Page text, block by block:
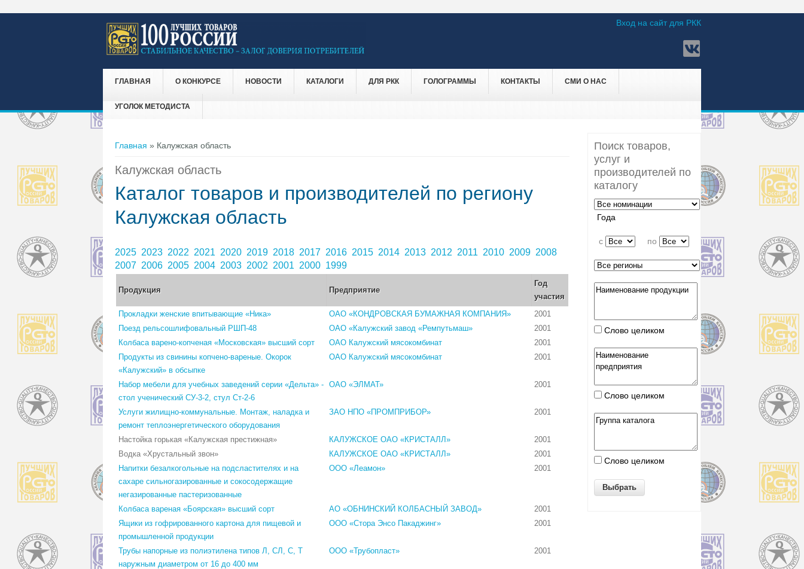
Вход на сайт для РКК
ГЛАВНАЯ О КОНКУРСЕ НОВОСТИ КАТАЛОГИ ДЛЯ РКК ГОЛОГРАММЫ КОНТАКТЫ СМИ О НАС
УГОЛОК МЕТОДИСТА
Вы здесь
Главная » Калужская область
Калужская область
Каталог товаров и производителей по региону
Калужская область
2025 2023 2022 2021 2020 2019 2018 2017 2016 2015 2014 2013 2012 2011 2010 2009 2008
2007 2006 2005 2004 2003 2002 2001 2000 1999
Продукция Предприятие
Год
участия
Прокладки женские впитывающие «Ника»
ОАО «КОНДРОВСКАЯ БУМАЖНАЯ КОМПАНИЯ»
2001
Поезд рельсошлифовальный РШП-48
ОАО «Калужский завод «Ремпутьмаш»
2001
Колбаса варено-копченая «Московская» высший сорт
ОАО Калужский мясокомбинат
2001
Продукты из свинины копчено-вареные. Окорок
«Калужский» в обсыпке
ОАО Калужский мясокомбинат 2001
Набор мебели для учебных заведений серии «Дельта» -
стол ученический СУ-3-2, стул Ст-2-6
ОАО «ЭЛМАТ» 2001
Услуги жилищно-коммунальные. Монтаж, наладка и
ремонт теплоэнергетического оборудования
ЗАО НПО «ПРОМПРИБОР» 2001
Настойка горькая «Калужская престижная» КАЛУЖСКОЕ ОАО «КРИСТАЛЛ»
2001
Водка «Хрустальный звон»
КАЛУЖСКОЕ ОАО «КРИСТАЛЛ»
2001
Напитки безалкогольные на подсластителях и на
сахаре сильногазированные и сокосодержащие
негазированные пастеризованные
ООО «Леамон» 2001
Колбаса вареная «Боярская» высший сорт АО «ОБНИНСКИЙ КОЛБАСНЫЙ ЗАВОД»
2001
Ящики из гофрированного картона для пищевой и
промышленной продукции
ООО «Стора Энсо Пакаджинг» 2001
Трубы напорные из полиэтилена типов Л, СЛ, С, Т
наружным диаметром от 16 до 400 мм
ООО «Трубопласт» 2001
Поиск товаров,
услуг и
производителей по
каталогу
Года
c по
Слово целиком
Слово целиком
Слово целиком